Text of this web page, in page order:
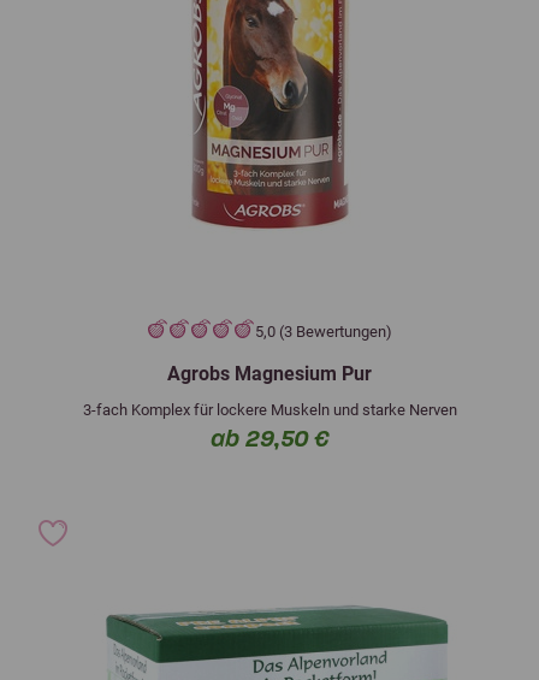
5,0 (3 Bewertungen)
Agrobs Magnesium Pur
3-fach Komplex für lockere Muskeln und starke Nerven
ab 29,50 €